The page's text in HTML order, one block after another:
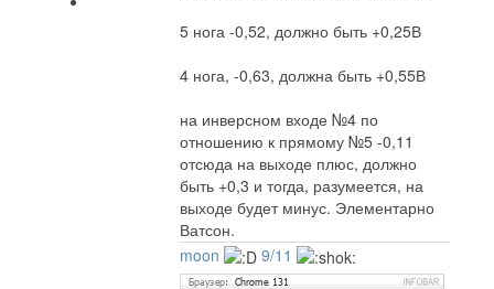
5 нога -0,52, должно быть +0,25В
4 нога, -0,63, должна быть +0,55В
на инверсном входе №4 по
отношению к прямому №5 -0,11
отсюда на выходе плюс, должно
быть +0,3 и тогда, разумеется, на
выходе будет минус. Элементарно
Ватсон.
moon
9/11